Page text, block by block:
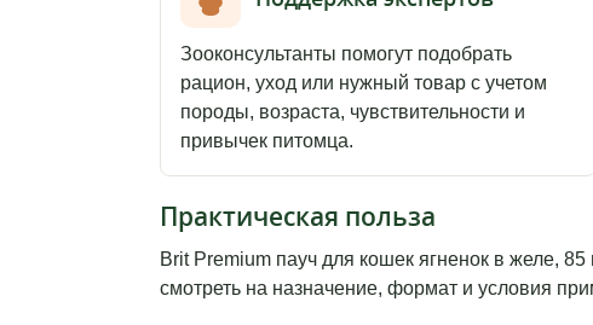
Зооконсультанты помогут подобрать
рацион, уход или нужный товар с учетом
породы, возраста, чувствительности и
привычек питомца.
Практическая польза
Brit Premium пауч для кошек ягненок в желе,
смотреть на назначение, формат и условия